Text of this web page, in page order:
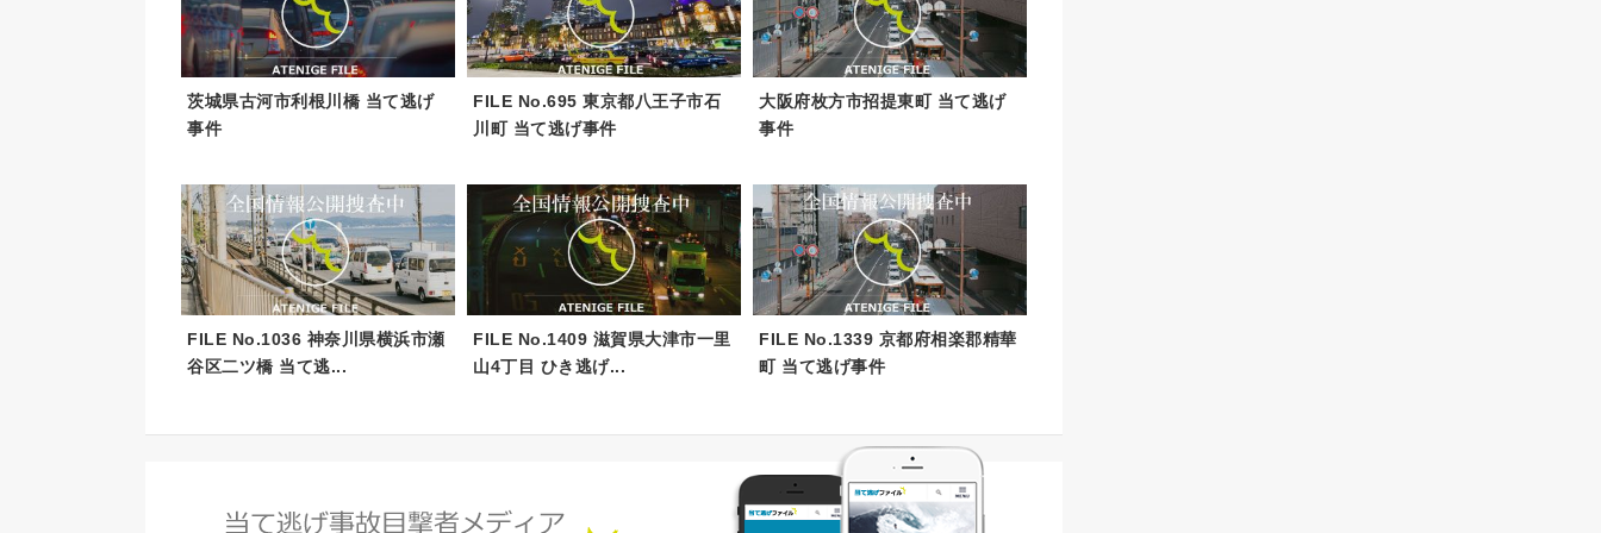
茨城県古河市利根川橋 当て逃げ
事件
FILE No.695 東京都八王子市石
川町 当て逃げ事件
大阪府枚方市招提東町 当て逃げ
事件
FILE No.1036 神奈川県横浜市瀬
谷区二ツ橋 当て逃...
FILE No.1409 滋賀県大津市一里
山4丁目 ひき逃げ...
FILE No.1339 京都府相楽郡精華
町 当て逃げ事件